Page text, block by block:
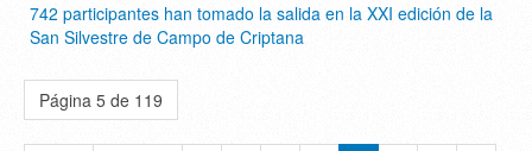
742 participantes han tomado la salida en la XXI edición de la
San Silvestre de Campo de Criptana
Página 5 de 119